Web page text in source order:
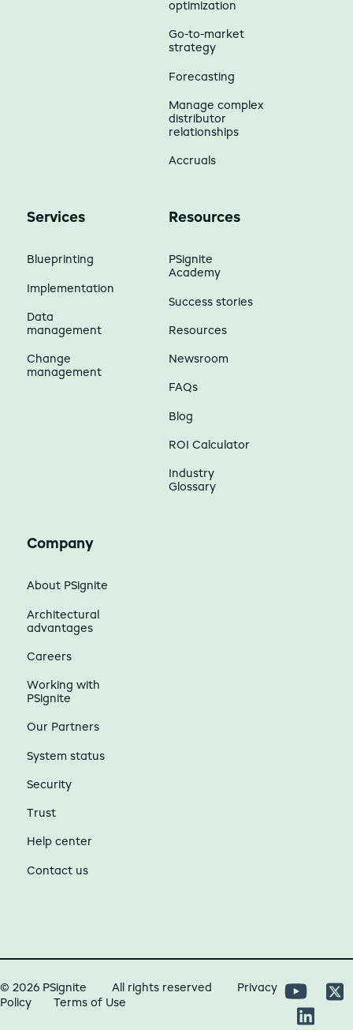
optimization
Go-to-market
strategy
Forecasting
Manage complex
distributor
relationships
Accruals
Services
Blueprinting
Implementation
Data
management
Change
management
Resources
PSignite
Academy
Success stories
Resources
Newsroom
FAQs
Blog
ROI Calculator
Industry
Glossary
Company
About PSignite
Architectural
advantages
Careers
Working with
PSignite
Our Partners
System status
Security
Trust
Help center
Contact us
© 2026 PSignite All rights reserved
Privacy
Policy
Terms of Use